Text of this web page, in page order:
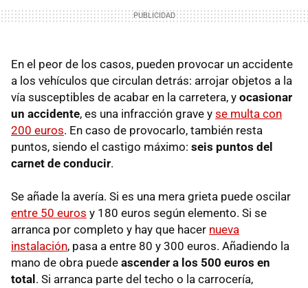
En el peor de los casos, pueden provocar un accidente
a los vehículos que circulan detrás: arrojar objetos a la
vía susceptibles de acabar en la carretera, y ocasionar
un accidente, es una infracción grave y se multa con
200 euros. En caso de provocarlo, también resta
puntos, siendo el castigo máximo: seis puntos del
carnet de conducir.
Se añade la avería. Si es una mera grieta puede oscilar
entre 50 euros y 180 euros según elemento. Si se
arranca por completo y hay que hacer nueva
instalación, pasa a entre 80 y 300 euros. Añadiendo la
mano de obra puede ascender a los 500 euros en
total . Si arranca parte del techo o la carrocería,